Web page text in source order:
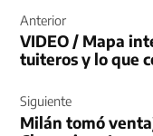
de
entradas
Anterior
VIDEO / Mapa
tuiteros y lo que
Siguiente
Milán tomó